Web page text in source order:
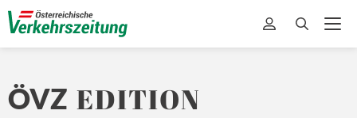
ÖVZ EDITION